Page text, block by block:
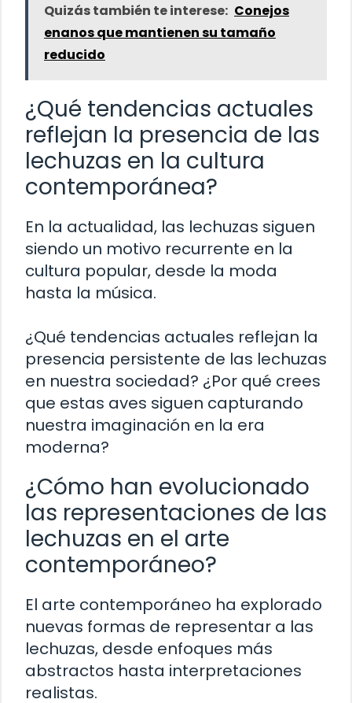
Quizás también te interese: Conejos
enanos que mantienen su tamaño
reducido
¿Qué tendencias actuales
reflejan la presencia de las
lechuzas en la cultura
contemporánea?
En la actualidad, las lechuzas siguen
siendo un motivo recurrente en la
cultura popular, desde la moda
hasta la música.
¿Qué tendencias actuales reflejan la
presencia persistente de las lechuzas
en nuestra sociedad? ¿Por qué crees
que estas aves siguen capturando
nuestra imaginación en la era
moderna?
¿Cómo han evolucionado
las representaciones de las
lechuzas en el arte
contemporáneo?
El arte contemporáneo ha explorado
nuevas formas de representar a las
lechuzas, desde enfoques más
abstractos hasta interpretaciones
realistas.